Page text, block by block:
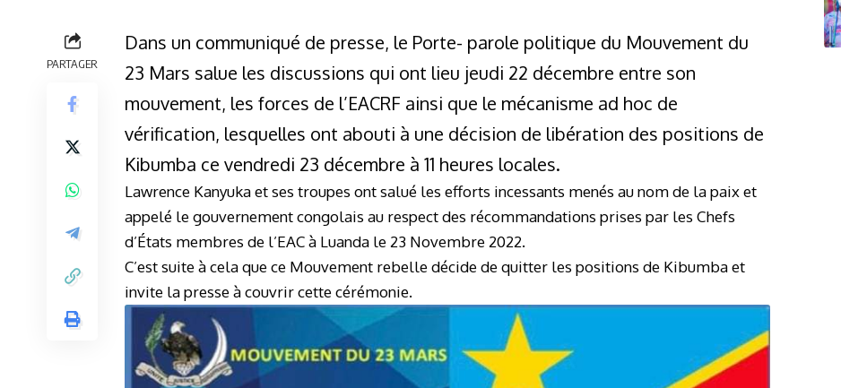
PARTAGER
Dans un communiqué de presse, le Porte- parole politique du Mouvement du
23 Mars salue les discussions qui ont lieu jeudi 22 décembre entre son
mouvement, les forces de l’EACRF ainsi que le mécanisme ad hoc de
vérification, lesquelles ont abouti à une décision de libération des positions de
Kibumba ce vendredi 23 décembre à 11 heures locales.
Lawrence Kanyuka et ses troupes ont salué les efforts incessants menés au nom de la paix et
appelé le gouvernement congolais au respect des récommandations prises par les Chefs
d’États membres de l’EAC à Luanda le 23 Novembre 2022.
C’est suite à cela que ce Mouvement rebelle décide de quitter les positions de Kibumba et
invite la presse à couvrir cette cérémonie.